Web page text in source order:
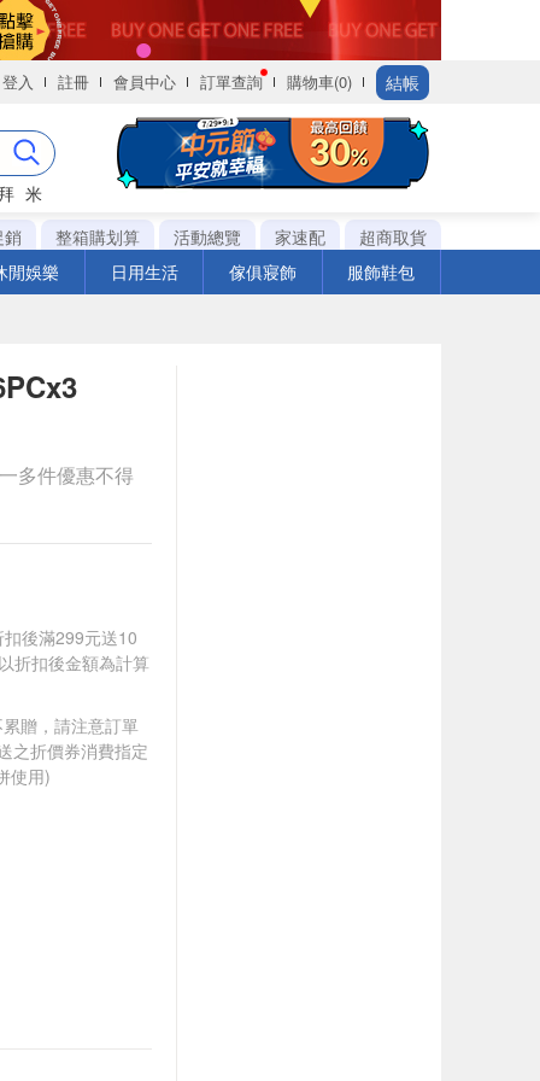
登入 註冊 會員中心 訂單查詢 購物車(0) 結帳
米
銷
整箱購划算 活動總覽 家速配
超商取貨
閒娛樂
日用生活 傢俱寢飾 服飾鞋包
多件優惠不得
後滿299元送10
折扣後金額為計算
贈，請注意訂單
之折價券消費指定
使用)